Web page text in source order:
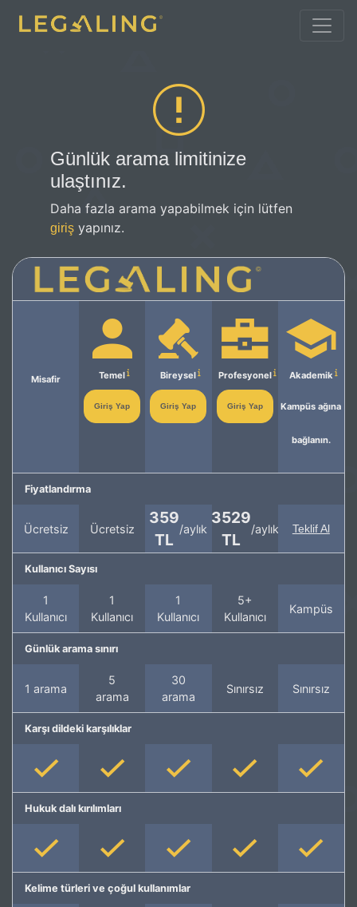
Günlük arama limitinize
ulaştınız.
Daha fazla arama yapabilmek için lütfen
giriş yapınız.
Misafir Temel
Giriş Yap
Bireysel
Giriş Yap
Profesyonel
Giriş Yap
Akademik
Kampüs ağına
bağlanın.
Fiyatlandırma
Ücretsiz Ücretsiz
359
TL
/aylık
3529
TL
/aylık Teklif Al
Kullanıcı Sayısı
1
Kullanıcı
1
Kullanıcı
1
Kullanıcı
5+
Kullanıcı
Kampüs
Günlük arama sınırı
1 arama
5
arama
30
arama
Sınırsız Sınırsız
Karşı dildeki karşılıklar
Hukuk dalı kırılımları
Kelime türleri ve çoğul kullanımlar